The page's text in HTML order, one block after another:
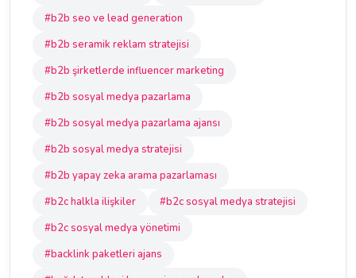
#b2b seo ve lead generation
#b2b seramik reklam stratejisi
#b2b şirketlerde influencer marketing
#b2b sosyal medya pazarlama
#b2b sosyal medya pazarlama ajansı
#b2b sosyal medya stratejisi
#b2b yapay zeka arama pazarlaması
#b2c halkla ilişkiler
#b2c sosyal medya stratejisi
#b2c sosyal medya yönetimi
#backlink paketleri ajans